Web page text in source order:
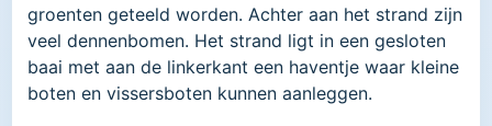
groenten geteeld worden. Achter aan het strand zijn
veel dennenbomen. Het strand ligt in een gesloten
baai met aan de linkerkant een haventje waar kleine
boten en vissersboten kunnen aanleggen.